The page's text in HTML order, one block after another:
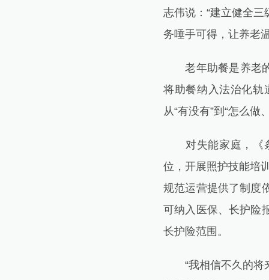
志伟说：“建立健全
务唾手可得，让养老
老年助餐是养老的
将助餐纳入法治化
从“有没有”到“怎么
对失能家庭，《条
位，开展照护技能培
规范运营提供了制度
可纳入医保、长护险
长护险范围。
“我相信不久的将来